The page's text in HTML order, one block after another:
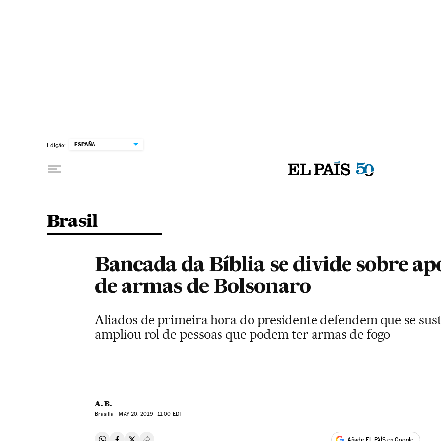
Edição: ESPAÑA
Brasil
Bancada da Bíblia se divide sobre
de armas de Bolsonaro
Aliados de primeira hora do presidente defendem que se
ampliou rol de pessoas que podem ter armas de fogo
A. B.
Brasília -MAY20, 2019 - 11:00 EDT
Añadir EL PAÍS en Google